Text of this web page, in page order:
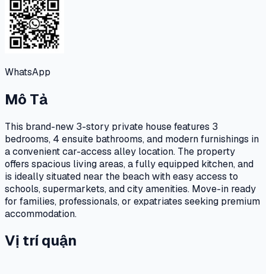
WhatsApp
Mô Tả
This brand-new 3-story private house features 3
bedrooms, 4 ensuite bathrooms, and modern furnishings in
a convenient car-access alley location. The property
offers spacious living areas, a fully equipped kitchen, and
is ideally situated near the beach with easy access to
schools, supermarkets, and city amenities. Move-in ready
for families, professionals, or expatriates seeking premium
accommodation.
Vị trí quận